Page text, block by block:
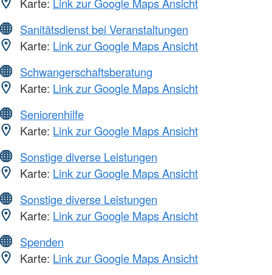
Sanitätsdienst bei Veranstaltungen
Karte: Link zur Google Maps Ansicht
Schwangerschaftsberatung
Karte: Link zur Google Maps Ansicht
Seniorenhilfe
Karte: Link zur Google Maps Ansicht
Sonstige diverse Leistungen
Karte: Link zur Google Maps Ansicht
Sonstige diverse Leistungen
Karte: Link zur Google Maps Ansicht
Spenden
Karte: Link zur Google Maps Ansicht